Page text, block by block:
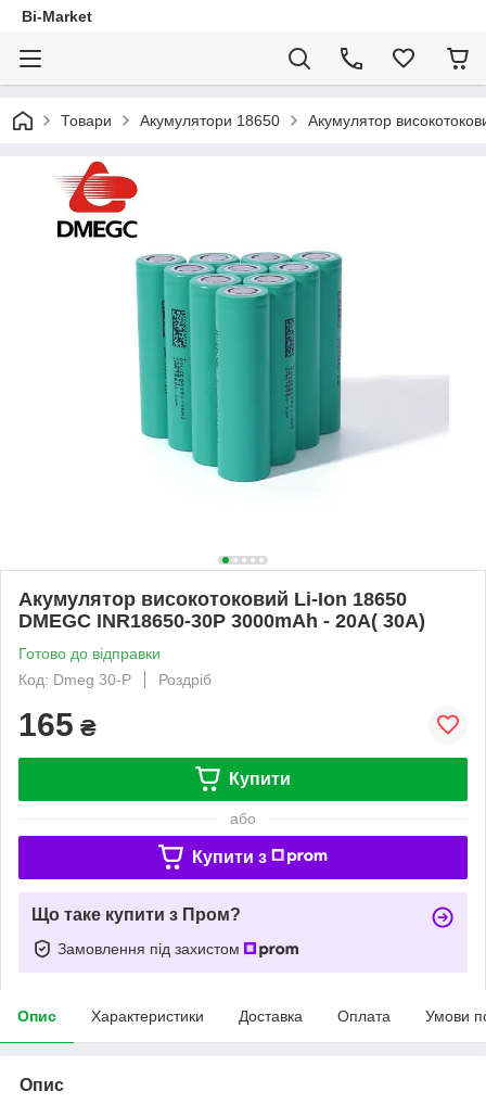
Bi-Market
Товари Акумулятори 18650 Акумулятор
Акумулятор високотоковий Li-Ion 18650
DMEGC INR18650-30P 3000mAh - 20A( 30A)
Готово до відправки
Код: Dmeg 30-P
Роздріб
165 ₴
Купити
або
Купити з
Що таке купити з Пром?
Замовлення під захистом
Опис Характеристики Доставка Оплата Умови
Опис